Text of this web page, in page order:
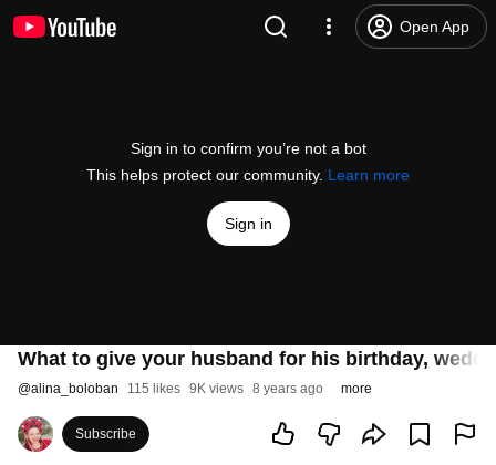
Open App
Sign in to confirm you’re not a bot
This helps protect our community. Learn more
Sign in
What to give your husband for his birthday,
@alina_boloban 115 likes 9K views 8 years ago more
Subscribe